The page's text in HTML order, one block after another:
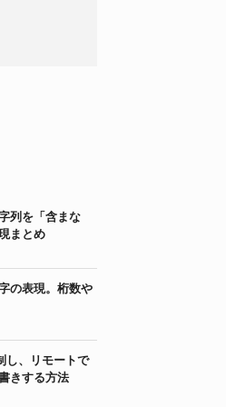
列を「含まな
まとめ
の表現。桁数や
、リモートで
きする方法